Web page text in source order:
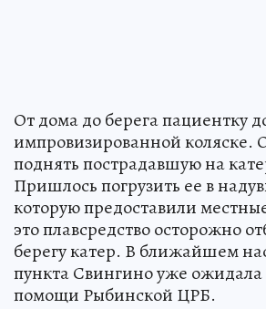
От дома до берега пациентку
импровизированной коляске.
поднять пострадавшую на
Пришлось погрузить ее в
которую предоставили
это плавсредство осторожно
берегу катер. В ближайшем
пункта Свингино уже ожидала
помощи Рыбинской ЦРБ.